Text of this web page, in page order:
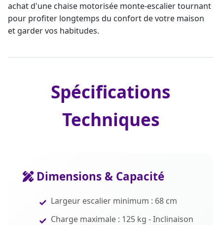
achat d'une chaise motorisée monte-escalier tournant
pour profiter longtemps du confort de votre maison
et garder vos habitudes.
Spécifications
Techniques
Dimensions & Capacité
Largeur escalier minimum : 68 cm
Charge maximale : 125 kg - Inclinaison